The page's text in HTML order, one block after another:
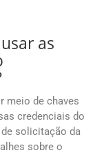
as
meio de chaves
credenciais do
solicitação da
sobre o